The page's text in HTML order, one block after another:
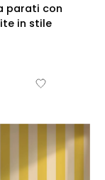
parati con
in stile